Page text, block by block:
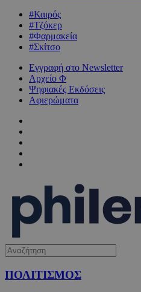
#Καιρός
#Τζόκερ
#Φαρμακεία
#Σκίτσο
Εγγραφή στο Newsletter
Αρχείο Φ
Ψηφιακές Εκδόσεις
Αφιερώματα
ΠΟΛΙΤΙΣΜΟΣ